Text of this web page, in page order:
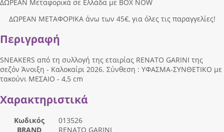
ΔΩΡΕΑΝ Μεταφορικά σε Ελλάδα με BOX NOW
ΔΩΡΕΑΝ ΜΕΤΑΦΟΡΙΚΑ άνω των 45€, για όλες τις παραγγελίες!
Περιγραφή
SNEAKERS από τη συλλογή της εταιρίας RENATO GARINI της
σεζόν Άνοιξη - Καλοκαίρι 2026. Σύνθεση : ΥΦΑΣΜΑ-ΣΥΝΘΕΤΙΚΟ με
τακούνι ΜΕΣΑΙΟ - 4,5 cm
Χαρακτηριστικά
Κωδικός
013526
BRAND
RENATO GARINI